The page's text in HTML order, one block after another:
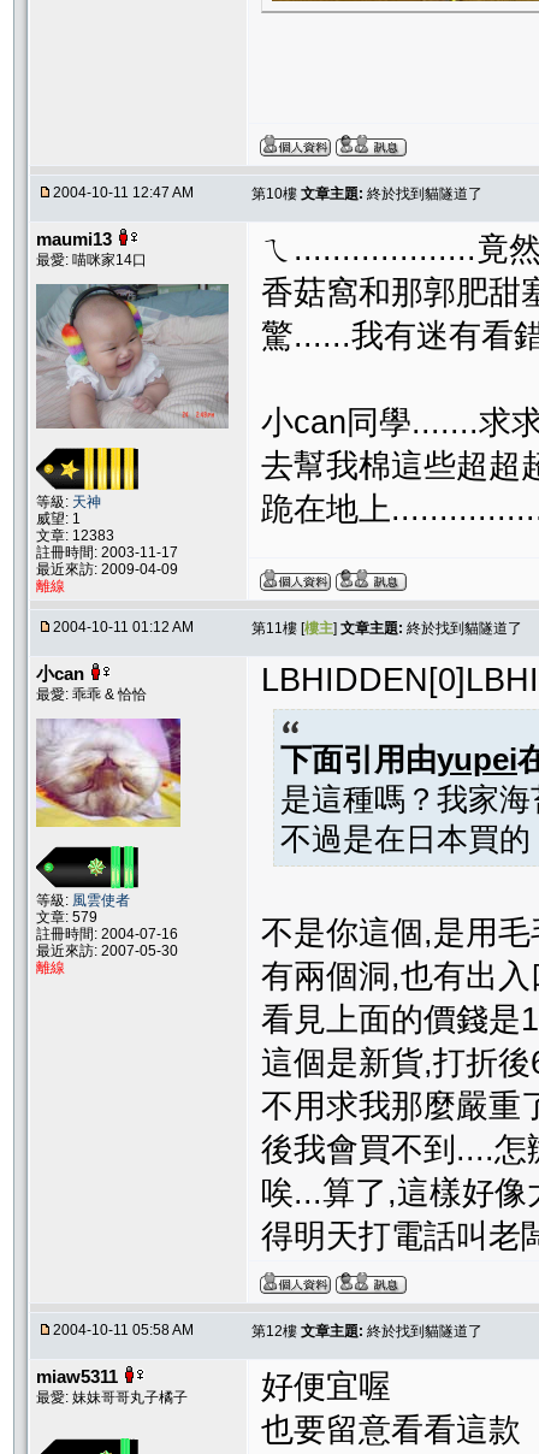
2004-10-11 12:47 AM 第10樓 文章主題: 終於找到貓隧道了
maumi13
最愛: 喵咪家14口
等級: 天神
威望: 1
文章: 12383
註冊時間: 2003-11-17
最近來訪: 2009-04-09
離線
ㄟ...................竟
香菇窩和那郭肥甜
驚......我有迷有看
小can同學.......求
去幫我棉這些超超
跪在地上
2004-10-11 01:12 AM 第11樓 [樓主] 文章主題: 終於找到貓隧道了
小can
最愛: 乖乖 & 恰恰
等級: 風雲使者
文章: 579
註冊時間: 2004-07-16
最近來訪: 2007-05-30
離線
下面引用由yupei
是這種嗎？我家
不過是在日本買
不是你這個,是用
有兩個洞,也有出
看見上面的價錢是
這個是新貨,打折
不用求我那麼嚴重
後我會買不到....怎
唉...算了,這樣好
得明天打電話叫老
2004-10-11 05:58 AM 第12樓 文章主題: 終於找到貓隧道了
miaw5311
最愛: 妹妹哥哥丸子橘子
好便宜喔
也要留意看看這款